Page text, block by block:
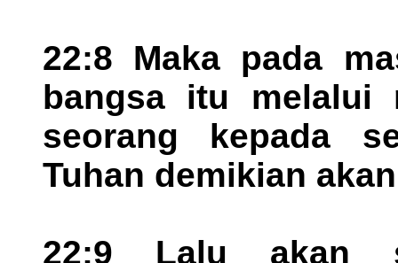
22:8 Maka pada
bangsa itu melalui
seorang kepada
Tuhan demikian
22:9 Lalu akan